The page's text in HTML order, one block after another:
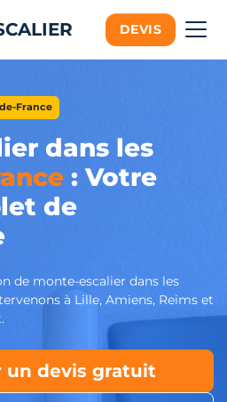
DEVIS
France
dans les
: Votre
de
de monte-escalier dans les
à Lille, Amiens, Reims et
un devis gratuit